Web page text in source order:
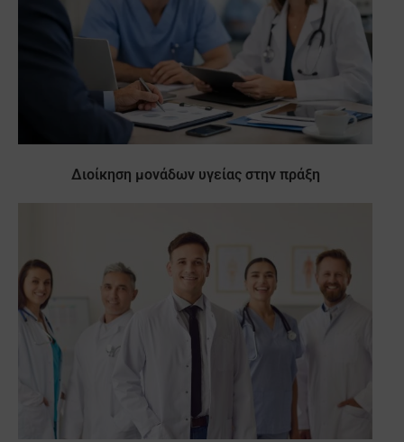
Διοίκηση μονάδων υγείας στην πράξη